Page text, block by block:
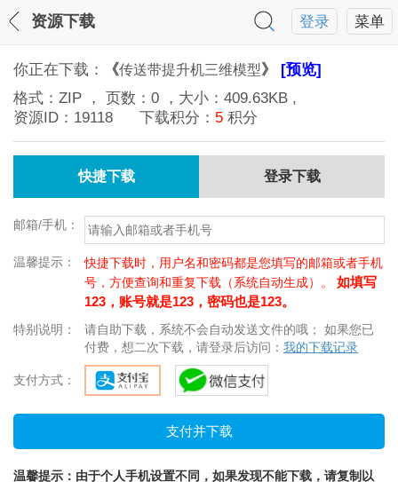
菜单
登录
资源下载
你正在下载： 《传送带提升机三维模型》 [预览]
格式： ZIP ， 页数： 0 ，大小： 409.63KB ,
资源ID： 19118 下载积分： 5 积分
快捷下载 登录下载
邮箱/手机：
温馨提示：
快捷下载时，用户名和密码都是您填写的邮箱或者手机
号，方便查询和重复下载（系统自动生成）。 如填写
123，账号就是123，密码也是123。
特别说明：
请自助下载，系统不会自动发送文件的哦； 如果您已
付费，想二次下载，请登录后访问： 我的下载记录
支付方式：
温馨提示：由于个人手机设置不同，如果发现不能下载，请复制以